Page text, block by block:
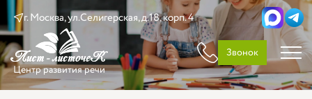
г. Москва, ул.Селигерская, д.18, корп. 4
Центр развития речи
Звонок